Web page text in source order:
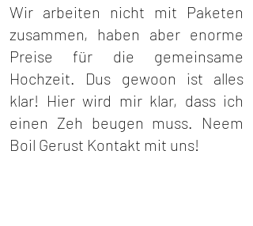
Wir arbeiten nicht mit Paketen
zusammen, haben aber enorme
Preise für die gemeinsame
Hochzeit. Dus gewoon ist alles
klar! Hier wird mir klar, dass ich
einen Zeh beugen muss. Neem
Boil Gerust Kontakt mit uns!